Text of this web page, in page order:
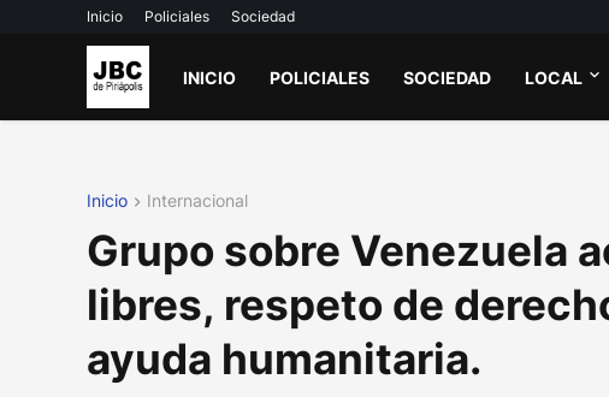
Inicio Policiales Sociedad
INICIO POLICIALES SOCIEDAD LOCAL
Inicio Internacional
Grupo sobre Venezuela
libres, respeto de
ayuda humanitaria.